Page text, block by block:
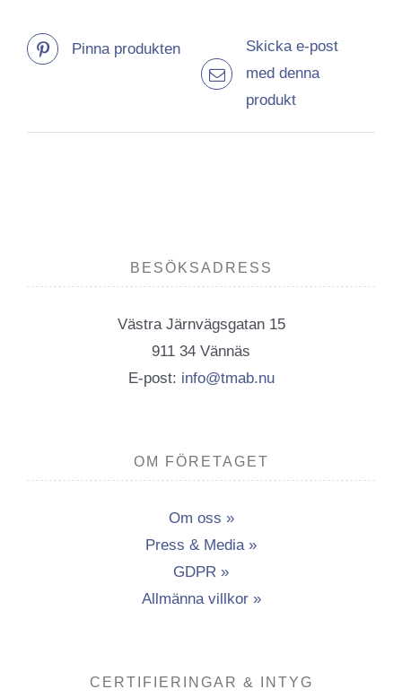
Pinna produkten
Skicka e-post
med denna
produkt
BESÖKSADRESS
Västra Järnvägsgatan 15
911 34 Vännäs
E-post: info@tmab.nu
OM FÖRETAGET
Om oss »
Press & Media »
GDPR »
Allmänna villkor »
CERTIFIERINGAR & INTYG